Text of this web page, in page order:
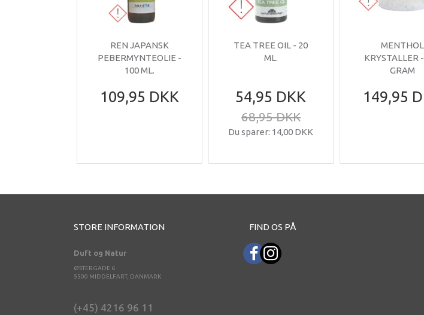
REN JAPANSK
PEBERMYNTEOLIE -
100 ML.
109,95 DKK
TEA TREE OIL - 20
ML.
54,95 DKK
68,95 DKK
Du sparer: 14,00 DKK
MENTHOL
KRYSTALLER
GRAM
149,95
STORE INFORMATION
Duft og Natur
ØSTERGADE 6
5500 MIDDELFART, DANMARK
(+45) 4216 96 11
FIND OS PÅ